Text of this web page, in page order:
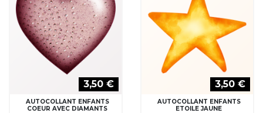
3,50 €
AUTOCOLLANT ENFANTS
COEUR AVEC DIAMANTS
3,50 €
AUTOCOLLANT ENFANTS
ETOILE JAUNE